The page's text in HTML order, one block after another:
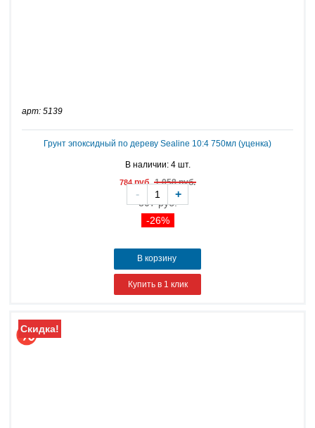
арт: 5139
Грунт эпоксидный по дереву Sealine 10:4 750мл (уценка)
В наличии: 4 шт.
784руб.1 058 руб.
807 руб.
-26%
- +
В корзину
Купить в 1 клик
Скидка!